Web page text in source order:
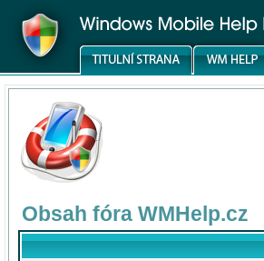
Obsah fóra WMHelp.cz